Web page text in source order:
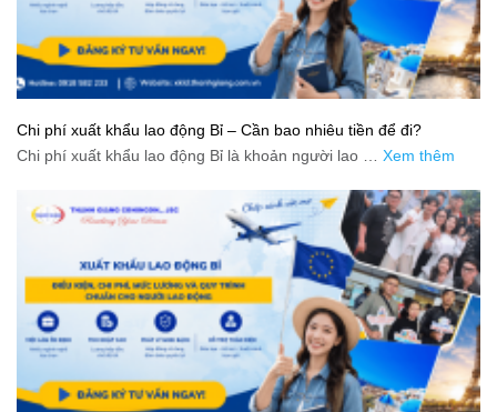
Chi phí xuất khẩu lao động Bỉ – Cần bao nhiêu tiền để đi?
Chi phí xuất khẩu lao động Bỉ là khoản người lao … Xem thêm